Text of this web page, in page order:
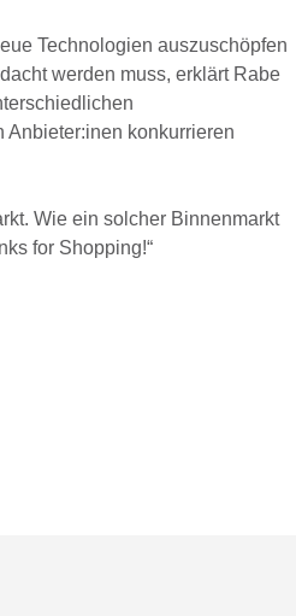
Technologien auszuschöpfen
werden muss, erklärt Rabe
Anbieter:inen konkurrieren
Wie ein solcher Binnenmarkt
for Shopping!“